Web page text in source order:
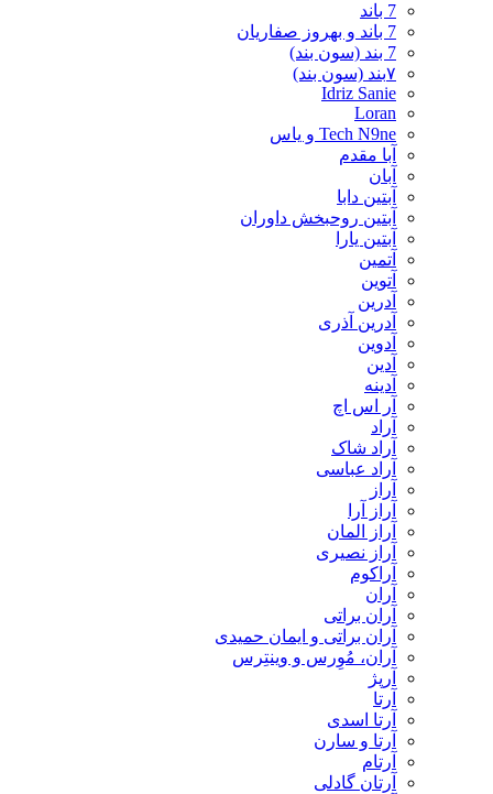
7 باند
7 باند و بهروز صفاریان
7 بند (سون بند)
۷بند (سون بند)
Idriz Sanie
Loran
Tech N9ne و یاس
آبا مقدم
آبان
آبتین دابا
آبتین روحبخش داوران
آبتین یارا
آتمین
آتوین
آدرین
آدرین آذری
آدوین
آدین
آدینه
آر اس اچ
آراد
آراد شاک
آراد عباسی
آراز
آراز آرا
آراز المان
آراز نصیری
آراکوم
آران
آران براتی
آران براتی و ایمان حمیدی
آران، مُوِرس و وینتِرس
آرپژ
آرتا
آرتا اسدی
آرتا و سارن
آرتام
آرتان گادلی